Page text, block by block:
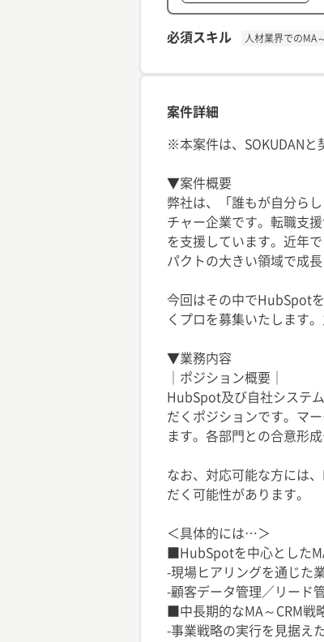
必須スキル 人材業界でのMA
案件詳細
※本案件は、SOKUDANと
▼案件概要
弊社は、「誰もが自分ら
チャー企業です。転職支
を支援しています。近年
パクトの大きい領域で成長
今回はその中でHubSpot
くプロを募集いたします
▼業務内容
｜ポジション概要｜
HubSpot及び自社システ
だくポジションです。マ
ます。各部門との合意形
なお、対応可能な方には
だく可能性があります。
＜具体的には…＞
■HubSpotを中心とした
-現場ヒアリングを通じた
-顧客データ管理／リード
■中長期的なMA～CRM戦
-事業戦略の実行を見据え